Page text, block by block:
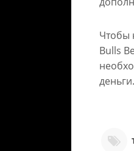
Чтобы
Bulls
деньги.